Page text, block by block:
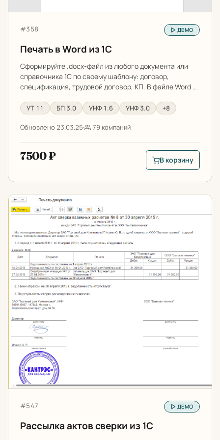
Артикул:
#358 ДЕМО
Печать в Word из 1С
Сформируйте .docx-файл из любого документа или
справочника 1С по своему шаблону: договор,
спецификация, трудовой договор, КП. В файле Word …
УТ 11 БП 3.0 УНФ 1.6 УНФ 3.0 +8
Обновлено 23.03.25 79 компаний
7500 ₽
В корзину: Печать
В корзину
Рассылка актов сверки из 1С
Артикул:
#547 ДЕМО
Рассылка актов сверки из 1С